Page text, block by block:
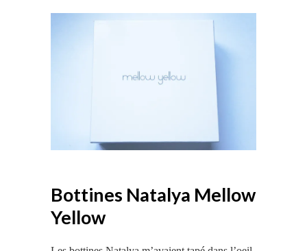
Bottines Natalya Mellow
Yellow